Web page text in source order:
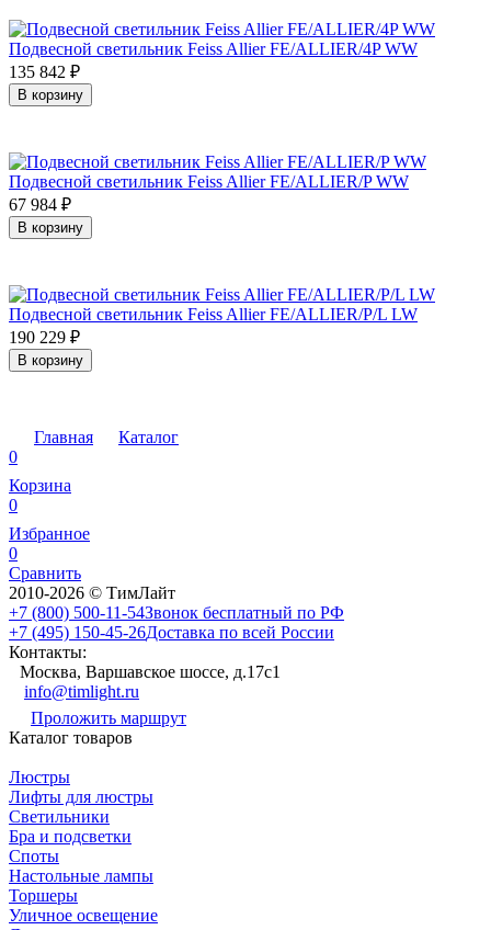
Подвесной светильник Feiss Allier FE/ALLIER/4P WW
135 842 ₽
В корзину
Подвесной светильник Feiss Allier FE/ALLIER/P WW
67 984 ₽
В корзину
Подвесной светильник Feiss Allier FE/ALLIER/P/L LW
190 229 ₽
В корзину
Главная
Каталог
0
Корзина
0
Избранное
0
Сравнить
2010-2026 © ТимЛайт
+7 (800) 500-11-54Звонок бесплатный по РФ
+7 (495) 150-45-26Доставка по всей России
Контакты:
Москва, Варшавское шоссе, д.17c1
info@timlight.ru
Проложить маршрут
Каталог товаров
Люстры
Лифты для люстры
Светильники
Бра и подсветки
Споты
Настольные лампы
Торшеры
Уличное освещение